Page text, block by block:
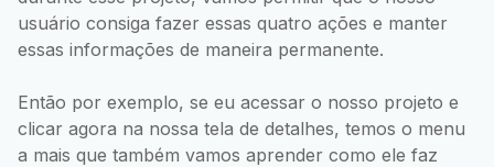
usuário consiga fazer essas quatro ações e manter
essas informações de maneira permanente.
Então por exemplo, se eu acessar o nosso projeto e
clicar agora na nossa tela de detalhes, temos o menu
a mais que também vamos aprender como ele faz